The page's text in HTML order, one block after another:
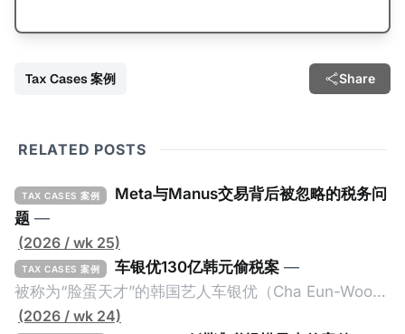
Tax Cases 案例 Share
RELATED POSTS
TAX CASES 案例
Meta与Manus交易背后被忽略的税务问
题 —
(2026 / wk 25)
TAX CASES 案例 车银优130亿韩元偷税案 —
被称为“脸蛋天才”的韩国艺人车银优（Cha Eun-Woo，
原名：李东敏）以零瑕疵的完美人设著称。但是，在
(2026 / wk 24)